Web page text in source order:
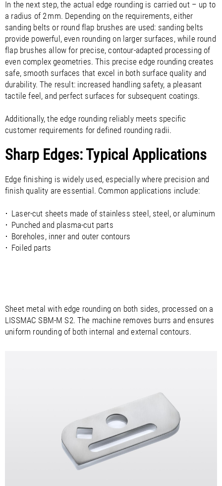
In the next step, the actual edge rounding is carried out – up to
a radius of 2 mm. Depending on the requirements, either
sanding belts or round flap brushes are used: sanding belts
provide powerful, even rounding on larger surfaces, while round
flap brushes allow for precise, contour-adapted processing of
even complex geometries. This precise edge rounding creates
safe, smooth surfaces that excel in both surface quality and
durability. The result: increased handling safety, a pleasant
tactile feel, and perfect surfaces for subsequent coatings.
Additionally, the edge rounding reliably meets specific
customer requirements for defined rounding radii.
Sharp Edges: Typical Applications
Edge finishing is widely used, especially where precision and
finish quality are essential. Common applications include:
Laser-cut sheets made of stainless steel, steel, or aluminum
Punched and plasma-cut parts
Boreholes, inner and outer contours
Foiled parts
Sheet metal with edge rounding on both sides, processed on a
LISSMAC SBM-M S2. The machine removes burrs and ensures
uniform rounding of both internal and external contours.